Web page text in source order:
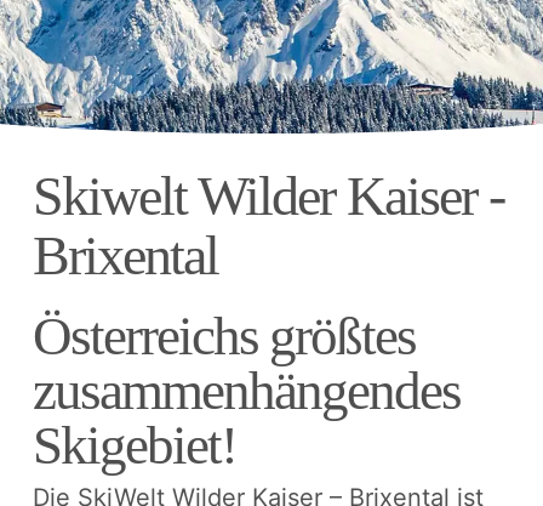
Skiwelt Wilder Kaiser -
Brixental
Österreichs größtes
zusammenhängendes
Skigebiet!
Die SkiWelt Wilder Kaiser – Brixental ist